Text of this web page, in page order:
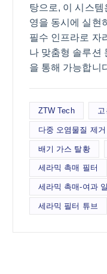
탕으로, 이 시스
영을 동시에 실현
필수 인프라로 자
나 맞춤형 솔루션
을 통해 가능합니
ZTW Tech
다중 오염물질 제거
배기 가스 탈황
세라믹 촉매 필터
세라믹 촉매-여과
세라믹 필터 튜브